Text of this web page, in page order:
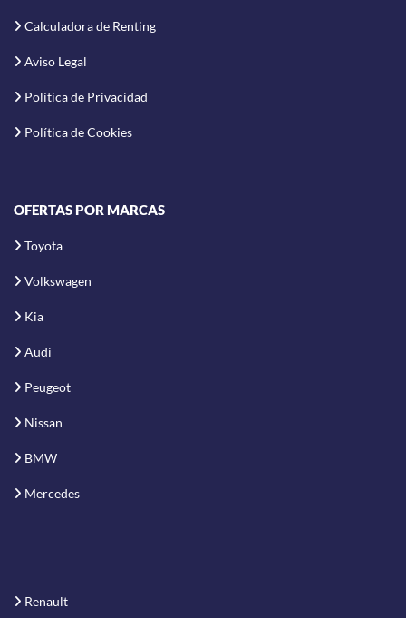
Calculadora de Renting
Aviso Legal
Política de Privacidad
Política de Cookies
OFERTAS POR MARCAS
Toyota
Volkswagen
Kia
Audi
Peugeot
Nissan
BMW
Mercedes
Renault